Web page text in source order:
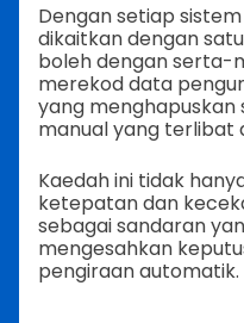
Dengan setiap
dikaitkan dengan
boleh dengan serta-
merekod data
yang menghapuskan
manual yang terlibat
Kaedah ini tidak
ketepatan dan
sebagai sandaran
mengesahkan
pengiraan automatik.